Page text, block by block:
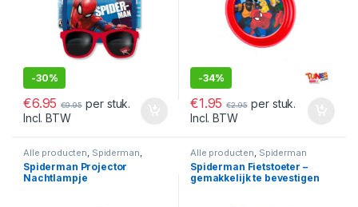
-30%
€6.95 €9.95 per stuk.
Incl. BTW
-34%
€1.95 €2.95 per stuk.
Incl. BTW
Alle producten Spiderman
Spiderman Verlichting
Spiderman Projector
Nachtlampje
Alle producten Spiderman
Spiderman Fietstoeter –
gemakkelijk te bevestigen